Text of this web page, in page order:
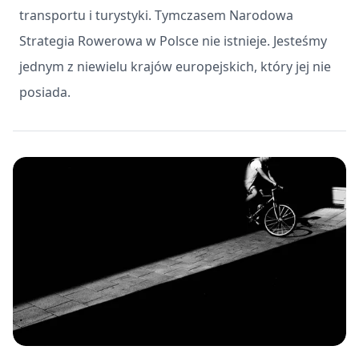
transportu i turystyki. Tymczasem Narodowa
Strategia Rowerowa w Polsce nie istnieje. Jesteśmy
jednym z niewielu krajów europejskich, który jej nie
posiada.